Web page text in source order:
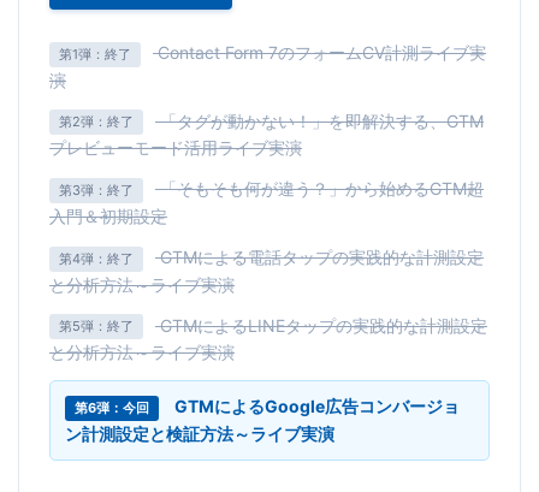
第1弾：終了
Contact Form 7のフォームCV計測ライブ実
演
第2弾：終了
「タグが動かない！」を即解決する、GTM
プレビューモード活用ライブ実演
第3弾：終了
「そもそも何が違う？」から始めるGTM超
入門＆初期設定
第4弾：終了
GTMによる電話タップの実践的な計測設定
と分析方法～ライブ実演
第5弾：終了
GTMによるLINEタップの実践的な計測設定
と分析方法～ライブ実演
第6弾：今回
GTMによるGoogle広告コンバージョ
ン計測設定と検証方法～ライブ実演